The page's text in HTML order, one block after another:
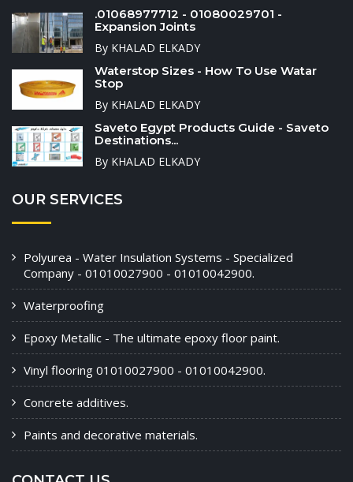
.01068977712 - 01080029701 -
Expansion Joints
By KHALAD ELKADY
Waterstop Sizes - How To Use Watar
Stop
By KHALAD ELKADY
Saveto Egypt Products Guide - Saveto
Destinations...
By KHALAD ELKADY
OUR SERVICES
Polyurea - Water Insulation Systems - Specialized
Company - 01010027900 - 01010042900.
Waterproofing
Epoxy Metallic - The ultimate epoxy floor paint.
Vinyl flooring 01010027900 - 01010042900.
Concrete additives.
Paints and decorative materials.